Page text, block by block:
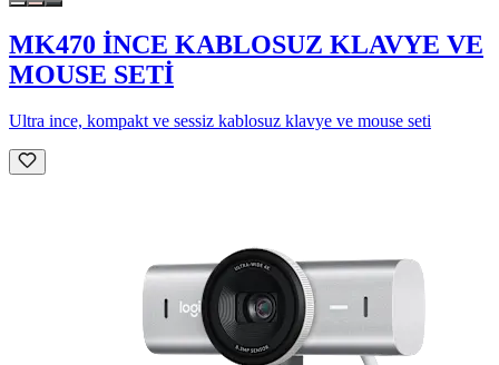
MK470 İNCE KABLOSUZ KLAVYE VE
MOUSE SETİ
Ultra ince, kompakt ve sessiz kablosuz klavye ve mouse seti